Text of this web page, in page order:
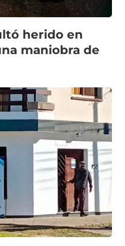
herido en
maniobra de